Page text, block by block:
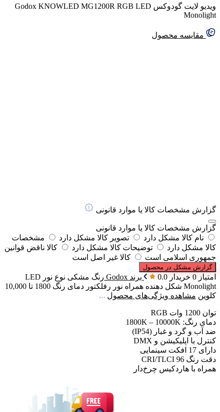
ویدیو لایت گودوکس Godox KNOWLED MG1200R RGB LED
Monolight
مقایسه محصول
گزارش مشخصات کالا یا موارد قانونی
گزارش مشخصات کالا یا موارد قانونی
نام کالا مشکل دارد
تصویر کالا مشکل دارد
مشخصات
کالا مشکل دارد
توضیحات کالا مشکل دارد
کالا ناقض قوانین
جمهوری اسلامی است
کالا غیر اصل است
گزارش مشکل در محصول
امتیاز 0 خریدار 0.0 برند Godox رنگ مشکی نوع نور LED
Monolight شکل دهنده همراه نور رفلکتور دمای رنگ
1800 تا 10,000
کلوین مشاهده ویژگی‌های محصول
توان 1200 وات RGB
دمای رنگ: 1800K – 10000K
ضد آب و گرد و غبار (IP54)
کنترل با اپلیکیشن و DMX
دارای 17 افکت سینمایی
دقت رنگ CRI/TLCI 96
همراه با هاردکیس چرخ‌دار